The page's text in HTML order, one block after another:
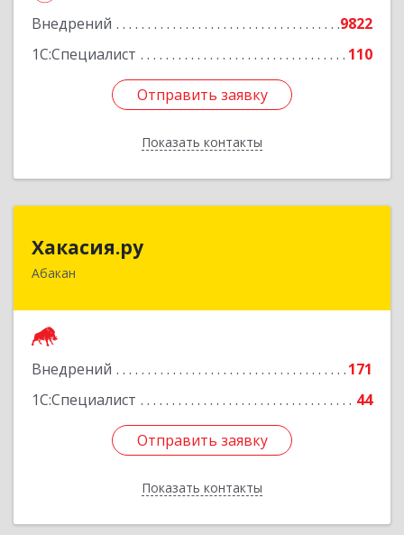
Внедрений
9822
1С:Специалист
110
Отправить заявку
Показать контакты
Подробнее
Отправить заявку
Назад
Хакасия.ру
Абакан
Внедрений
171
1С:Специалист
44
Отправить заявку
Показать контакты
655017, Хакасия Респ, Абакан г, Вяткина ул, дом
Отправить заявку
Назад